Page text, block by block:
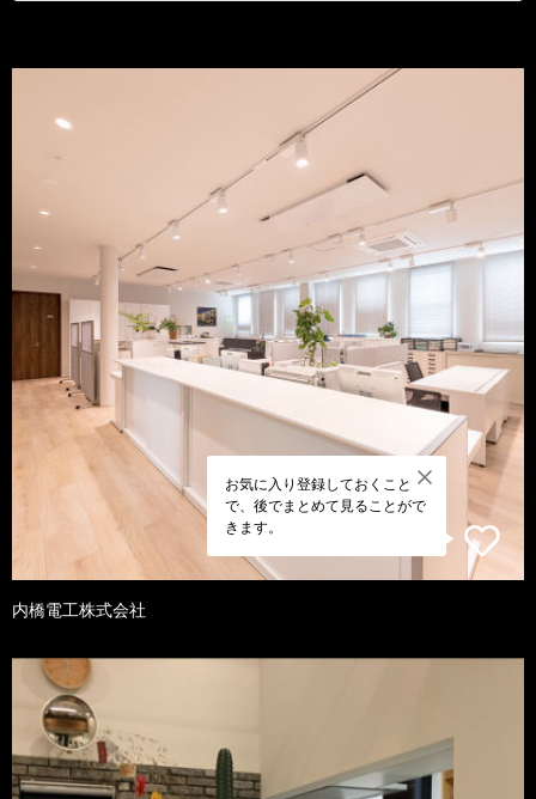
お気に入り登録しておくこと
で、後でまとめて見ることがで
きます。
内橋電工株式会社